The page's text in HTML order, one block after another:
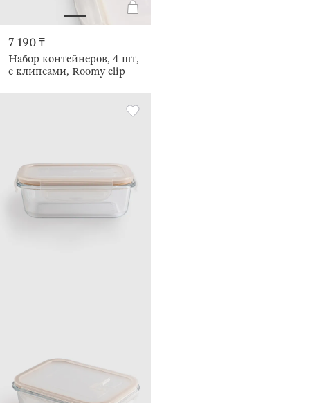
7 190 ₸
Набор контейнеров, 4 шт,
с клипсами, Roomy clip